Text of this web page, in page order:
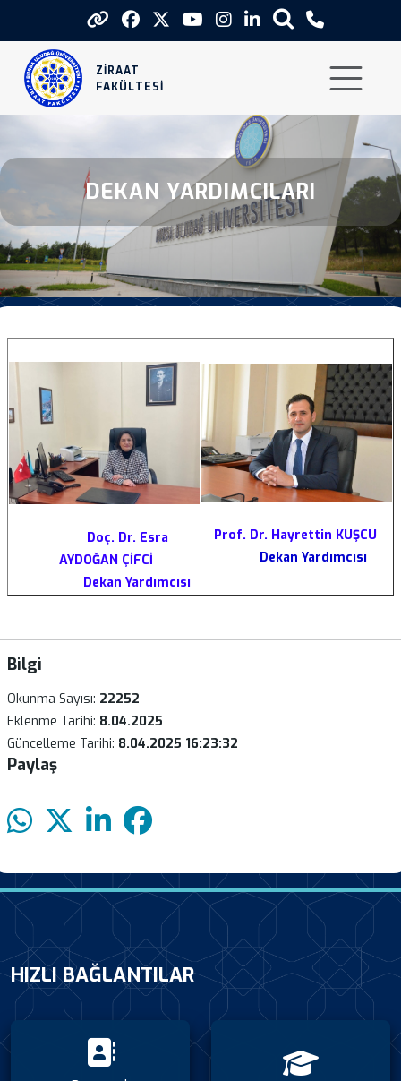
ZİRAAT
FAKÜLTESİ
Dekan Yardimcilari
DEKAN YARDIMCILARI
Doç. Dr. Esra
AYDOĞAN ÇİFCİ
Dekan Yardımcısı
Prof. Dr. Hayrettin KUŞCU
Dekan Yardımcısı
Bilgi
Okunma Sayısı: 22252
Eklenme Tarihi: 8.04.2025
Güncelleme Tarihi: 8.04.2025 16:23:32
Paylaş
HIZLI BAĞLANTILAR